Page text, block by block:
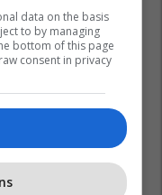
data on the basis
to by managing
bottom of this page
consent in privacy